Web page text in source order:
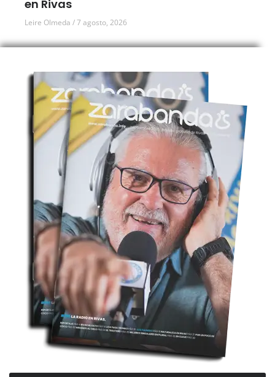
en Rivas
Leire Olmeda 7 agosto, 2026